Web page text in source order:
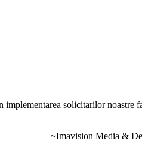
solicitarilor noastre
~Imavision Media &